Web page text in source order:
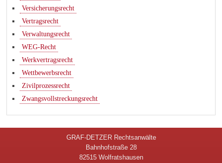
Versicherungsrecht
Vertragsrecht
Verwaltungsrecht
WEG-Recht
Werkvertragsrecht
Wettbewerbsrecht
Zivilprozessrecht
Zwangsvollstreckungsrecht
GRAF-DETZER Rechtsanwälte
Bahnhofstraße 28
82515 Wolfratshausen